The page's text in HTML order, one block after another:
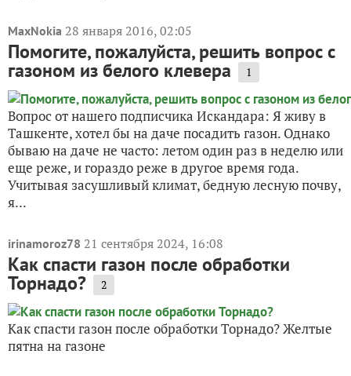
MaxNokia 28 января 2016, 02:05
Помогите, пожалуйста, решить вопрос с
газоном из белого клевера 1
Вопрос от нашего подписчика Искандара: Я живу в
Ташкенте, хотел бы на даче посадить газон. Однако
бываю на даче не часто: летом один раз в неделю или
еще реже, и гораздо реже в другое время года.
Учитывая засушливый климат, бедную лесную почву,
я...
irinamoroz78 21 сентября 2024, 16:08
Как спасти газон после обработки
Торнадо? 2
Как спасти газон после обработки Торнадо? Желтые
пятна на газоне